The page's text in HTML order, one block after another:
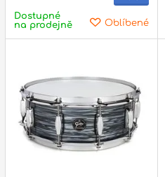
Oblíbené
Dostupné
na prodejně